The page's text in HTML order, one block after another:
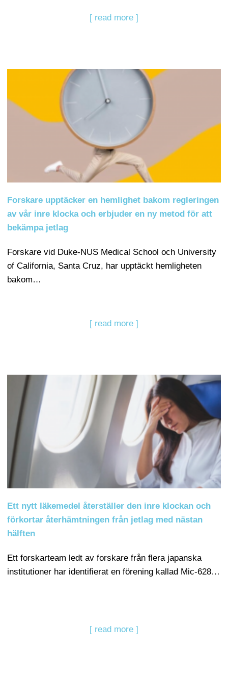
[ read more ]
Forskare upptäcker en hemlighet bakom regleringen
av vår inre klocka och erbjuder en ny metod för att
bekämpa jetlag
Forskare vid Duke-NUS Medical School och University
of California, Santa Cruz, har upptäckt hemligheten
bakom…
[ read more ]
Ett nytt läkemedel återställer den inre klockan och
förkortar återhämtningen från jetlag med nästan
hälften
Ett forskarteam ledt av forskare från flera japanska
institutioner har identifierat en förening kallad Mic-628…
[ read more ]